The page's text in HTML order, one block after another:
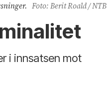
Foto: Berit Roald / NTB
i innsatsen mot